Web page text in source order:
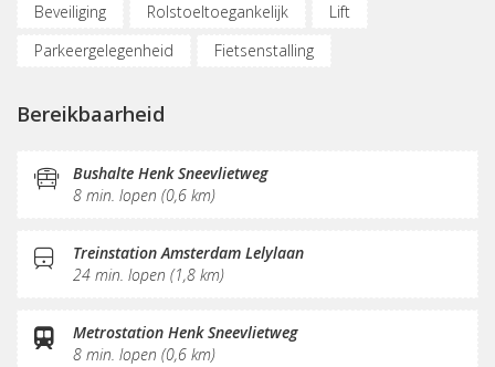
Beveiliging Rolstoeltoegankelijk
Lift
Parkeergelegenheid
Fietsenstalling
Glasvezel
Printservice
Koffie/thee
Gemeubileerd
Schoonmaak
Receptie
Bereikbaarheid
Bushalte Henk Sneevlietweg
8 min. lopen (0,6 km)
Treinstation Amsterdam Lelylaan
24 min. lopen (1,8 km)
Metrostation Henk Sneevlietweg
8 min. lopen (0,6 km)